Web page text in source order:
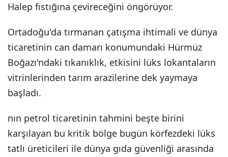
Halep fıstığına çevireceğini öngörüyor.
Ortadoğu'da tırmanan çatışma ihtimali ve dünya
ticaretinin can damarı konumundaki Hürmüz
Boğazı'ndaki tıkanıklık, etkisini lüks lokantaların
vitrinlerinden tarım arazilerine dek yaymaya
başladı.
nın petrol ticaretinin tahmini beşte birini
karşılayan bu kritik bölge bugün körfezdeki lüks
tatlı üreticileri ile dünya gıda güvenliği arasında